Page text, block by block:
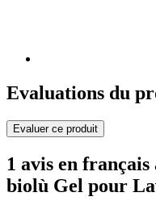
Evaluations du
Evaluer ce produit
1 avis en
biolù Gel pour